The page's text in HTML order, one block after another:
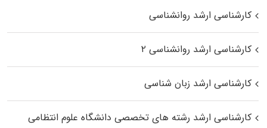
کارشناسی ارشد روانشناسی
کارشناسی ارشد روانشناسی ۲
کارشناسی ارشد زبان شناسی
کارشناسی ارشد رﺷﺘﻪ ﻫﺎی تخصصی داﻧﺸﮕﺎه ﻋﻠﻮم انتظامی